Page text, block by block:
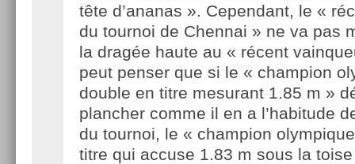
tête d’ananas ». Cependant, le «
du tournoi de Chennai » ne va pas
la dragée haute au « récent
peut penser que si le « champion
double en titre mesurant 1.85 m »
plancher comme il en a l’habitude
du tournoi, le « champion
titre qui accuse 1.83 m sous la